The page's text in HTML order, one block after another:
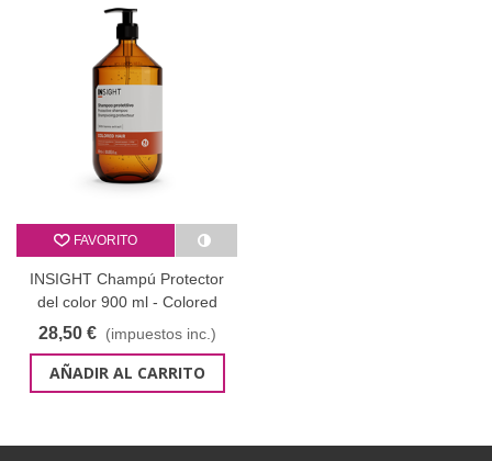
FAVORITO
INSIGHT Champú Protector
del color 900 ml - Colored
hair cristal
28,50 € (impuestos inc.)
AÑADIR AL CARRITO